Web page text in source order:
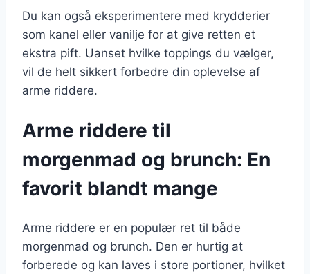
Du kan også eksperimentere med krydderier
som kanel eller vanilje for at give retten et
ekstra pift. Uanset hvilke toppings du vælger,
vil de helt sikkert forbedre din oplevelse af
arme riddere.
Arme riddere til
morgenmad og brunch: En
favorit blandt mange
Arme riddere er en populær ret til både
morgenmad og brunch. Den er hurtig at
forberede og kan laves i store portioner, hvilket